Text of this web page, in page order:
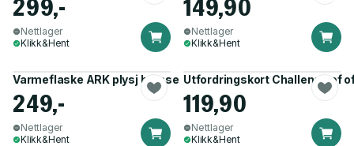
299,-
Nettlager
Klikk&Hent
149,90
Nettlager
Klikk&Hent
Varmeflaske ARK plysj bamse
249,-
Nettlager
Klikk&Hent
Utfordringskort Challenge of
119,90
Nettlager
Klikk&Hent